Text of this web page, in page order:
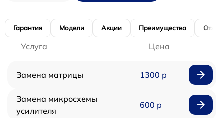
Гарантия Модели Акции Преимущества
Услуга Цена
Замена матрицы 1300 р
Замена микросхемы
усилителя
600 р